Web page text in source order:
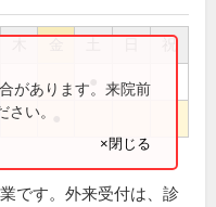
祝
があります。来院前
い。
×閉じる
です。外来受付は、診